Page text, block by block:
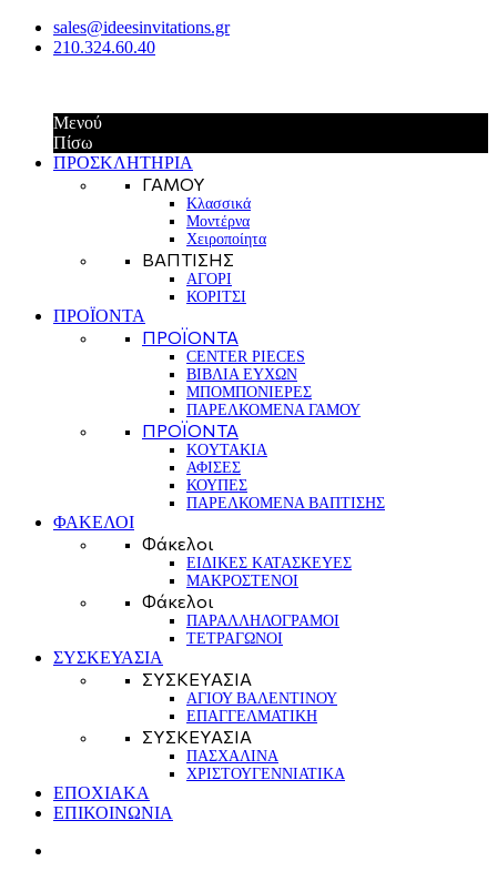
sales@ideesinvitations.gr
210.324.60.40
Μενού
Πίσω
ΠΡΟΣΚΛΗΤΗΡΙΑ
ΓΑΜΟΥ
Κλασσικά
Μοντέρνα
Χειροποίητα
ΒΑΠΤΙΣΗΣ
ΑΓΟΡΙ
ΚΟΡΙΤΣΙ
ΠΡΟΪΟΝΤΑ
ΠΡΟΪΟΝΤΑ
CENTER PIECES
ΒΙΒΛΙΑ ΕΥΧΩΝ
ΜΠΟΜΠΟΝΙΕΡΕΣ
ΠΑΡΕΛΚΟΜΕΝΑ ΓΑΜΟΥ
ΠΡΟΪΟΝΤΑ
KOYTAKIA
ΑΦΙΣΕΣ
ΚΟΥΠΕΣ
ΠΑΡΕΛΚΟΜΕΝΑ ΒΑΠΤΙΣΗΣ
ΦΑΚΕΛΟΙ
Φάκελοι
ΕΙΔΙΚΕΣ ΚΑΤΑΣΚΕΥΕΣ
ΜΑΚΡΟΣΤΕΝΟΙ
Φάκελοι
ΠΑΡΑΛΛΗΛΟΓΡΑΜΟΙ
ΤΕΤΡΑΓΩΝΟΙ
ΣΥΣΚΕΥΑΣΙΑ
ΣΥΣΚΕΥΑΣΙΑ
ΑΓΙΟΥ ΒΑΛΕΝΤΙΝΟΥ
ΕΠΑΓΓΕΛΜΑΤΙΚΗ
ΣΥΣΚΕΥΑΣΙΑ
ΠΑΣΧΑΛΙΝΑ
ΧΡΙΣΤΟΥΓΕΝΝΙΑΤΙΚΑ
ΕΠΟΧΙΑΚΑ
ΕΠΙΚΟΙΝΩΝΙΑ